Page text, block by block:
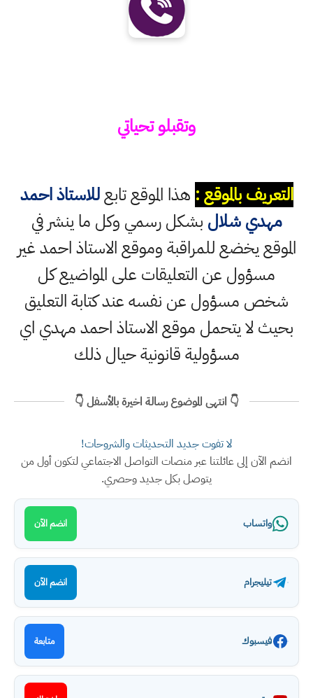
وتقبلو تحياتي
التعريف بالموقع : هذا الموقع تابعللاستاذ احمد
مهدي شلال بشكل رسمي وكل ما ينشر في
الموقع يخضع للمراقبة وموقع الاستاذ احمد غير
مسؤول عن التعليقات على المواضيع كل
شخص مسؤول عن نفسه عند كتابة التعليق
بحيث لا يتحمل موقع الاستاذ احمد مهدي اي
مسؤولية قانونية حيال ذلك
👇 انتهى الموضوع رسالة اخيرة بالأسفل 👇
لا تفوت جديد التحديثات والشروحات!
انضم الآن إلى عائلتنا عبر منصات التواصل الاجتماعي لتكون أول من
يتوصل بكل جديد وحصري.
واتساب انضم الآن
تيليجرام انضم الآن
فيسبوك متابعة